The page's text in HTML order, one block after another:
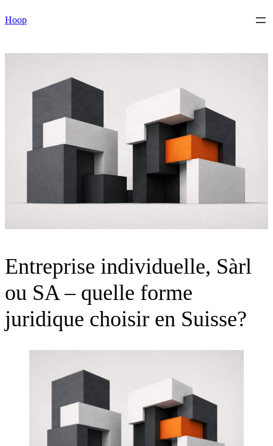
to
Hoop
Entreprise individuelle, Sàrl
ou SA – quelle forme
juridique choisir en Suisse?